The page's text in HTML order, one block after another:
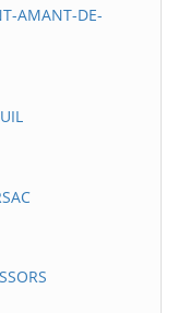
AMANT-DE-